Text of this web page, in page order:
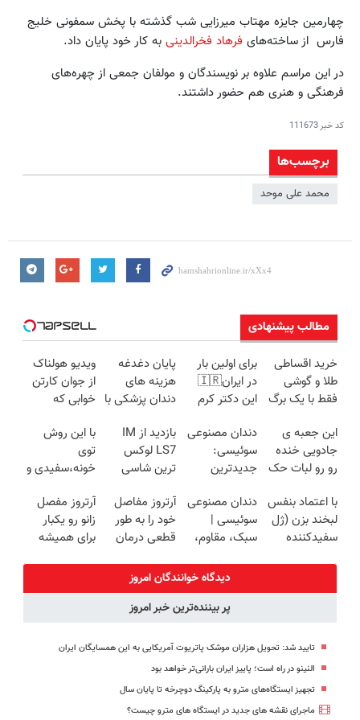
چهارمین جایزه مهتاب میرزایی شب گذشته با پخش سمفونی خلیج
فارس از ساخته‌های فرهاد فخرالدینی به کار خود پایان داد.
در این مراسم علاوه بر نویسندگان و مولفان جمعی از چهره‌های
فرهنگی و هنری هم حضور داشتند.
کد خبر111673
برچسب‌ها
محمد علی موحد
مطالب پیشنهادی
خرید اقساطی
طلا و گوشی
فقط با یک برگ
برای اولین بار
در ایران🇮🇷
این دکتر کرم
روزه ساخت!
پایان دغدغه
هزینه های
دندان پزشکی با
کننده خانگی
ویدیو هولناک
از جوان کارتن
خوابی که
آموزش رایگان
این جعبه ی
جادویی خنده
رو رو لبات حک
خرید40%تخفیف
دندان مصنوعی
سوئیسی:
جدیدترین
سبک و مقاوم |
پرداخت قسطی
بازدید از IM
LS7 لوکس
ترین شاسی
در باشگاه
انقلاب
با این روش
توی
خونه،سفیدی و
برگردون
(40%off)
با اعتماد بنفس
لبخند بزن (ژل
سفیدکننده
دندان مصنوعی
سوئیسی |
سبک، مقاوم،
رایگان+پرداخت
اقساطی😍
آرتروز مفاصل
خود را به طور
قطعی درمان
◗پرسش‌نامه◖
آرتروز مفصل
زانو رو یکبار
برای همیشه
دیدگاه خوانندگان امروز
پر بیننده‌ترین خبر امروز
تایید شد: تحویل هزاران موشک پاتریوت آمریکایی به این همسایگان ایران
النینو در راه است؛ پاییز ایران بارانی‌تر خواهد بود
تجهیز ایستگاه‌های مترو به پارکینگ دوچرخه تا پایان سال
ماجرای نقشه های جدید در ایستگاه های مترو چیست؟